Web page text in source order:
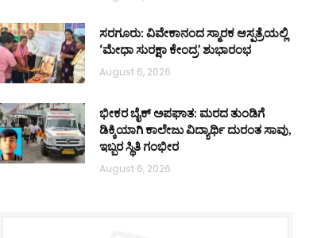
ಸರಗೂರು: ವಿವೇಕಾನಂದ ಸ್ಮಾರಕ ಆಸ್ಪತ್ರೆಯಲ್ಲಿ
‘ಮೇಧಾ ಸುರಕ್ಷಾ ಕೇಂದ್ರ’ ಶುಭಾರಂಭ
August 6, 2026
ಭೀಕರ ಬೈಕ್ ಅಪಘಾತ: ಮರದ ತುಂಡಿಗೆ
ಡಿಕ್ಕಿಯಾಗಿ ಕಾಲೇಜು ವಿದ್ಯಾರ್ಥಿ ದುರಂತ ಸಾವು,
ಇಬ್ಬರ ಸ್ಥಿತಿ ಗಂಭೀರ
August 6, 2026